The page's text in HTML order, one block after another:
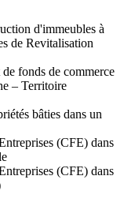
d'immeubles à
de Revitalisation
fonds de commerce
– Territoire
bâties dans un
(CFE) dans
(CFE) dans